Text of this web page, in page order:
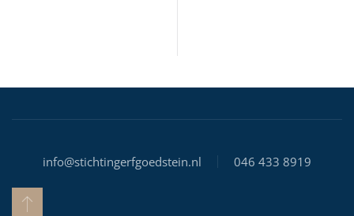
info@stichtingerfgoedstein.nl 046 433 8919